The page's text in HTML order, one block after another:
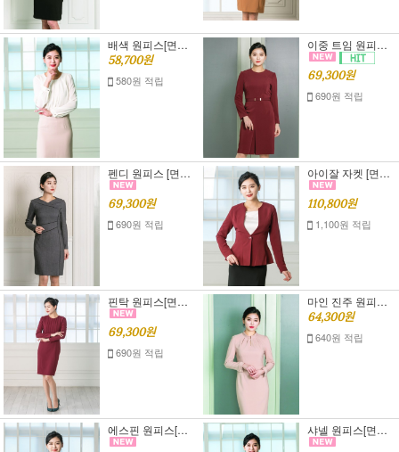
배색 원피스[면접정장],[면접 원피스]S,M
58,700원
580원 적립
이중 트임 원피스[면접 정장],[면접원피스]S,M,L
69,300원
690원 적립
펜디 원피스 [면접 정장][면접 원피스]S,M,L
69,300원
690원 적립
아이잘 자켓 [면접 복장],[여자 면접 정장]S,M,L
110,800원
1,100원 적립
핀탁 원피스[면접 정장][면접 원피스]S,M,L
69,300원
690원 적립
마인 진주 원피스[면접정장],[면접 원피스]S,M,L
64,300원
640원 적립
에스핀 원피스[면접 정장],[면접 원피스] 샤넬 원피스[면접정장][면접 원피스]S,M,L